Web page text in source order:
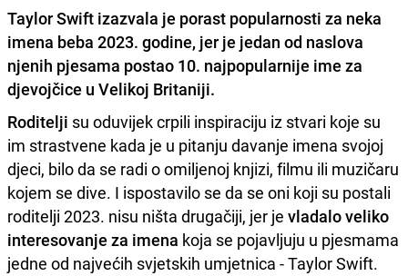
Taylor Swift izazvala je porast popularnosti za neka
imena beba 2023. godine, jer je jedan od naslova
njenih pjesama postao 10. najpopularnije ime za
djevojčice u Velikoj Britaniji.
Roditelji su oduvijek crpili inspiraciju iz stvari koje su
im strastvene kada je u pitanju davanje imena svojoj
djeci, bilo da se radi o omiljenoj knjizi, filmu ili muzičaru
kojem se dive. I ispostavilo se da se oni koji su postali
roditelji 2023. nisu ništa drugačiji, jer je vladalo veliko
interesovanje za imena koja se pojavljuju u pjesmama
jedne od najvećih svjetskih umjetnica - Taylor Swift.